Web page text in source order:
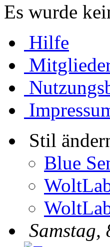
Es wurde
Hilfe
Stil
Blue
Samstag,